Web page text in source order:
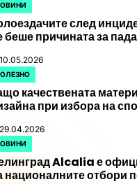
след
беше причината за
10.05.2026
качествената
при избора на
29.04.2026
Alcalia е
националните отбори